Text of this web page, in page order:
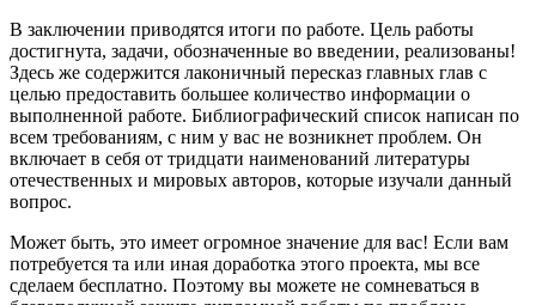
В заключении приводятся итоги по работе. Цель работы
достигнута, задачи, обозначенные во введении, реализованы!
Здесь же содержится лаконичный пересказ главных глав с
целью предоставить большее количество информации о
выполненной работе. Библиографический список написан по
всем требованиям, с ним у вас не возникнет проблем. Он
включает в себя от тридцати наименований литературы
отечественных и мировых авторов, которые изучали данный
вопрос.
Может быть, это имеет огромное значение для вас! Если вам
потребуется та или иная доработка этого проекта, мы все
сделаем бесплатно. Поэтому вы можете не сомневаться в